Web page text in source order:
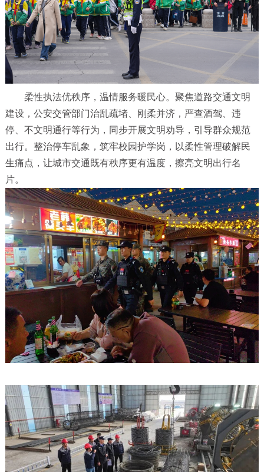
柔性执法优秩序，温情服务暖民心。聚焦道路交通文明
建设，公安交管部门治乱疏堵、刚柔并济，严查酒驾、违
停、不文明通行等行为，同步开展文明劝导，引导群众规范
出行。整治停车乱象，筑牢校园护学岗，以柔性管理破解民
生痛点，让城市交通既有秩序更有温度，擦亮文明出行名
片。